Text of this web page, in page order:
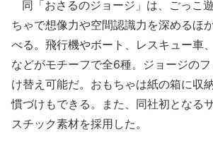
同「おさるのジョージ」は、ごっこ
ちゃで想像力や空間認識力を深めるほ
べる。飛行機やボート、レスキュー車
などがモチーフで全6種。ジョージの
け替え可能だ。おもちゃは紙の箱に収
慣づけもできる。また、同社初となる
スチック素材を採用した。